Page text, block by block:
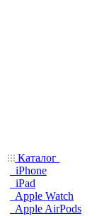
Каталог
iPhone
iPad
Apple Watch
Apple AirPods